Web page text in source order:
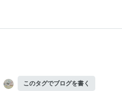
このタグでブログを書く